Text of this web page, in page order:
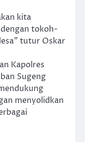
kita
tokoh-
tutur Oskar
Kapolres
Sugeng
menyolidkan